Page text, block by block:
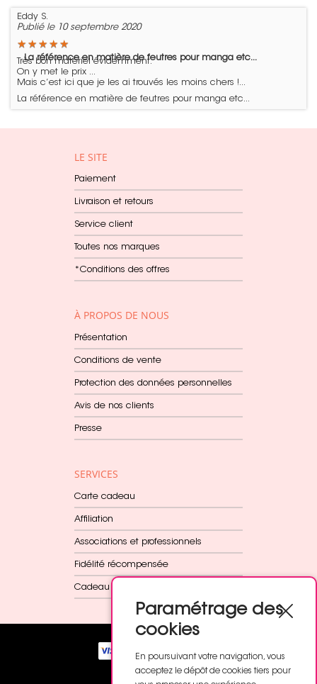
Eddy S.
Publié le 10 septembre 2020
★ ★ ★ ★ ★
★ ★ ★ ★ ★
La référence en matière de feutres pour manga etc...
Très bon matériel évidemment.
On y met le prix ...
Mais c’est ici que je les ai trouvés les moins chers !...
La référence en matière de feutres pour manga etc...
LE SITE
Paiement
Livraison et retours
Service client
Toutes nos marques
*Conditions des offres
À PROPOS DE NOUS
Présentation
Conditions de vente
Protection des données personnelles
Avis de nos clients
Presse
SERVICES
Carte cadeau
Affiliation
Associations et professionnels
Fidélité récompensée
Cadeau dès 60€
Paramétrage des
cookies
En poursuivant votre navigation, vous
acceptez le dépôt de cookies tiers pour